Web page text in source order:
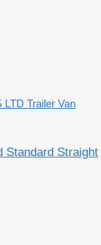
Trailer Van
Standard Straight